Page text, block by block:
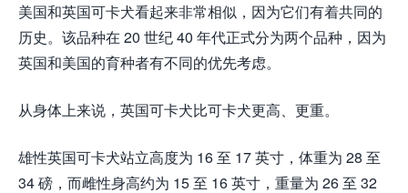
美国和英国可卡犬看起来非常相似，因为它们有着共同的
历史。该品种在 20 世纪 40 年代正式分为两个品种，因为
英国和美国的育种者有不同的优先考虑。
从身体上来说，英国可卡犬比可卡犬更高、更重。
雄性英国可卡犬站立高度为 16 至 17 英寸，体重为 28 至
34 磅，而雌性身高约为 15 至 16 英寸，重量为 26 至 32